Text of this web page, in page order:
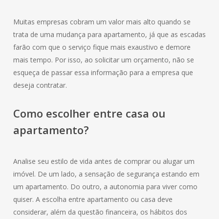
Muitas empresas cobram um valor mais alto quando se
trata de uma mudança para apartamento, já que as escadas
farão com que o serviço fique mais exaustivo e demore
mais tempo. Por isso, ao solicitar um orçamento, não se
esqueça de passar essa informação para a empresa que
deseja contratar.
Como escolher entre casa ou
apartamento?
Analise seu estilo de vida antes de comprar ou alugar um
imóvel. De um lado, a sensação de segurança estando em
um apartamento. Do outro, a autonomia para viver como
quiser. A escolha entre apartamento ou casa deve
considerar, além da questão financeira, os hábitos dos